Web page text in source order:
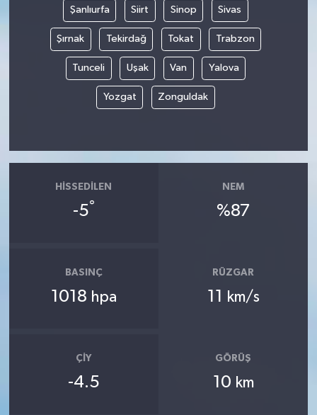
Şanlıurfa Siirt Sinop Sivas
Şırnak Tekirdağ Tokat Trabzon
Tunceli Uşak Van Yalova
Yozgat Zonguldak
HISSEDILEN
-5°
NEM
%87
BASINÇ
1018 hpa
RÜZGAR
11 km/s
ÇIY
-4.5
GÖRÜŞ
10 km